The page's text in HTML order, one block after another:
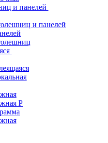
и панелей
и панелей
Р